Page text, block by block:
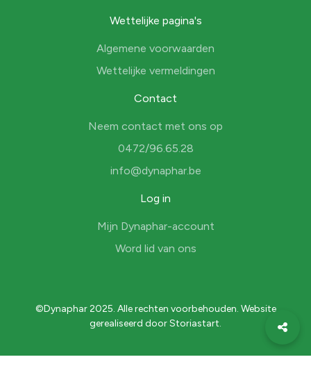
Wettelijke pagina's
Algemene voorwaarden
Wettelijke vermeldingen
Contact
Neem contact met ons op
0472/96.65.28
info@dynaphar.be
Log in
Mijn Dynaphar-account
Word lid van ons
©Dynaphar 2025. Alle rechten voorbehouden. Website
gerealiseerd doorStoriastart.